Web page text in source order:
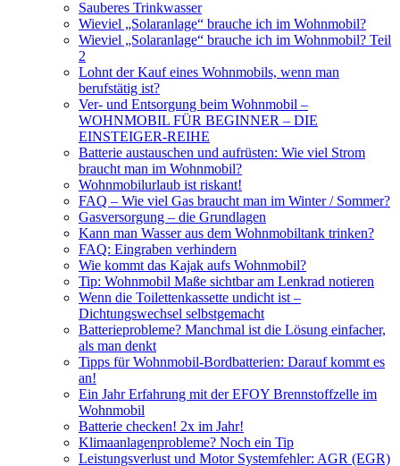
Sauberes Trinkwasser
Wieviel „Solaranlage“ brauche ich im Wohnmobil?
Wieviel „Solaranlage“ brauche ich im Wohnmobil? Teil
2
Lohnt der Kauf eines Wohnmobils, wenn man
berufstätig ist?
Ver- und Entsorgung beim Wohnmobil –
WOHNMOBIL FÜR BEGINNER – DIE
EINSTEIGER-REIHE
Batterie austauschen und aufrüsten: Wie viel Strom
braucht man im Wohnmobil?
Wohnmobilurlaub ist riskant!
FAQ – Wie viel Gas braucht man im Winter / Sommer?
Gasversorgung – die Grundlagen
Kann man Wasser aus dem Wohnmobiltank trinken?
FAQ: Eingraben verhindern
Wie kommt das Kajak aufs Wohnmobil?
Tip: Wohnmobil Maße sichtbar am Lenkrad notieren
Wenn die Toilettenkassette undicht ist –
Dichtungswechsel selbstgemacht
Batterieprobleme? Manchmal ist die Lösung einfacher,
als man denkt
Tipps für Wohnmobil-Bordbatterien: Darauf kommt es
an!
Ein Jahr Erfahrung mit der EFOY Brennstoffzelle im
Wohnmobil
Batterie checken! 2x im Jahr!
Klimaanlagenprobleme? Noch ein Tip
Leistungsverlust und Motor Systemfehler: AGR (EGR)